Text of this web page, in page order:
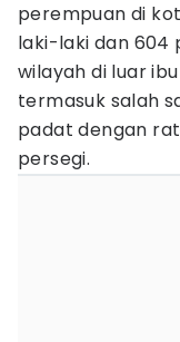
perempuan di
laki-laki dan 604
wilayah di luar
termasuk salah
padat dengan
persegi.